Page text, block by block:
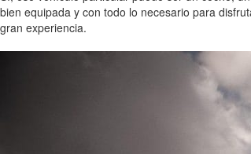
bien equipada y con todo lo necesario para
gran experiencia.